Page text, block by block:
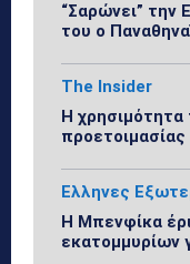
“Σαρώνει” την
του ο
The Insider
Η
Ελληνες
Η Μπενφίκα
εκατομμυρίων